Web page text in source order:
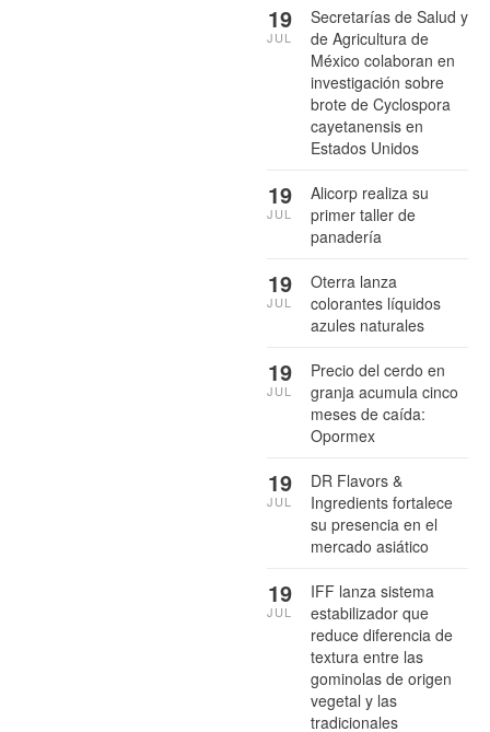
Secretarías de Salud y
de Agricultura de
México colaboran en
investigación sobre
brote de Cyclospora
cayetanensis en
Estados Unidos
19
JUL
Alicorp realiza su
primer taller de
panadería
19
JUL
Oterra lanza
colorantes líquidos
azules naturales
19
JUL
Precio del cerdo en
granja acumula cinco
meses de caída:
Opormex
19
JUL
DR Flavors &
Ingredients fortalece
su presencia en el
mercado asiático
19
JUL
IFF lanza sistema
estabilizador que
reduce diferencia de
textura entre las
gominolas de origen
vegetal y las
tradicionales
19
JUL